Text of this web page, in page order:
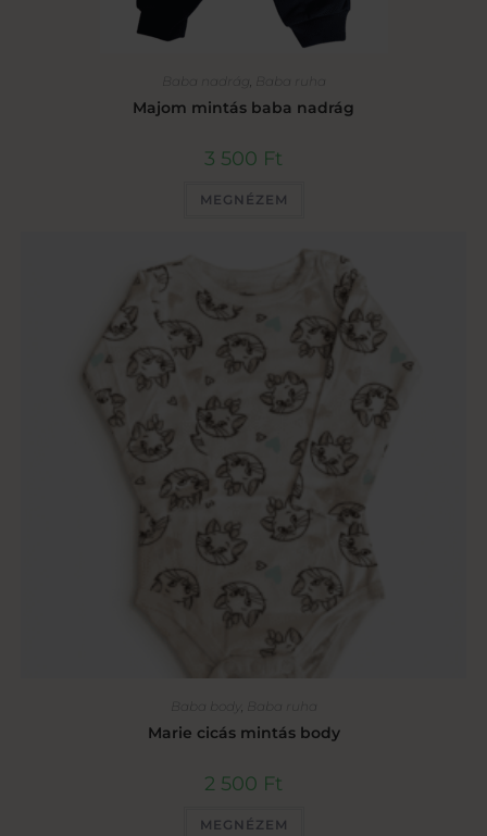
Baba nadrág Baba ruha
Majom mintás baba nadrág
3 500 Ft
MEGNÉZEM
Baba body , Baba ruha
Marie cicás mintás body
2 500 Ft
MEGNÉZEM